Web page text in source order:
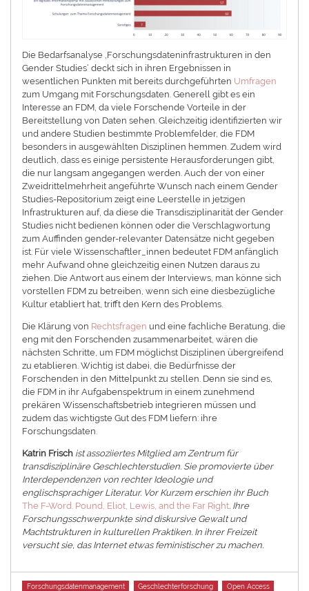
Die Bedarfsanalyse ‚Forschungsdateninfrastrukturen in den
Gender Studies‘ deckt sich in ihren Ergebnissen in
wesentlichen Punkten mit bereits durchgeführten Umfragen
zum Umgang mit Forschungsdaten. Generell gibt es ein
Interesse an FDM, da viele Forschende Vorteile in der
Bereitstellung von Daten sehen. Gleichzeitig identifizierten wir
und andere Studien bestimmte Problemfelder, die FDM
besonders in ausgewählten Disziplinen hemmen. Zudem wird
deutlich, dass es einige persistente Herausforderungen gibt,
die nur langsam angegangen werden. Auch der von einer
Zweidrittelmehrheit angeführte Wunsch nach einem Gender
Studies-Repositorium zeigt eine Leerstelle in jetzigen
Infrastrukturen auf, da diese die Transdisziplinarität der Gender
Studies nicht bedienen können oder die Verschlagwortung
zum Auffinden gender-relevanter Datensätze nicht gegeben
ist. Für viele Wissenschaftler_innen bedeutet FDM anfänglich
mehr Aufwand ohne gleichzeitig einen Nutzen daraus zu
ziehen. Die Antwort aus einem der Interviews, man könne sich
vorstellen FDM zu betreiben, wenn sich eine diesbezügliche
Kultur etabliert hat, trifft den Kern des Problems.
Die Klärung von Rechtsfragen und eine fachliche Beratung, die
eng mit den Forschenden zusammenarbeitet, wären die
nächsten Schritte, um FDM möglichst Disziplinen übergreifend
zu etablieren. Wichtig ist dabei, die Bedürfnisse der
Forschenden in den Mittelpunkt zu stellen. Denn sie sind es,
die FDM in ihr Aufgabenspektrum in einem zunehmend
prekären Wissenschaftsbetrieb integrieren müssen und
zudem das wichtigste Gut des FDM liefern: ihre
Forschungsdaten.
Katrin Frisch ist assoziiertes Mitglied am Zentrum für
transdisziplinäre Geschlechterstudien. Sie promovierte über
Interdependenzen von rechter Ideologie und
englischsprachiger Literatur. Vor Kurzem erschien ihr Buch
The F-Word. Pound, Eliot, Lewis, and the Far Right. Ihre
Forschungsschwerpunkte sind diskursive Gewalt und
Machtstrukturen in kulturellen Praktiken. In ihrer Freizeit
versucht sie, das Internet etwas feministischer zu machen.
Tags
Forschungsdatenmanagement Geschlechterforschung
Open Access